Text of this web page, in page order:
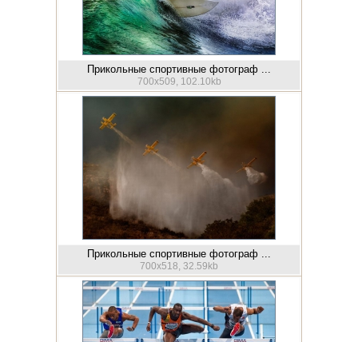
Прикольные спортивные фотограф ...
700x509, 102.10kb
Прикольные спортивные фотограф ...
700x518, 32.59kb